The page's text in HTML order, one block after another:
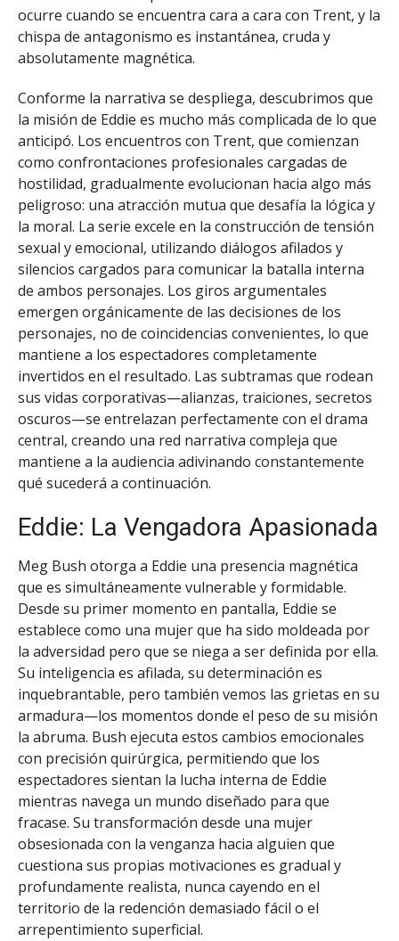
ocurre cuando se encuentra cara a cara con Trent, y la
chispa de antagonismo es instantánea, cruda y
absolutamente magnética.
Conforme la narrativa se despliega, descubrimos que
la misión de Eddie es mucho más complicada de lo que
anticipó. Los encuentros con Trent, que comienzan
como confrontaciones profesionales cargadas de
hostilidad, gradualmente evolucionan hacia algo más
peligroso: una atracción mutua que desafía la lógica y
la moral. La serie excele en la construcción de tensión
sexual y emocional, utilizando diálogos afilados y
silencios cargados para comunicar la batalla interna
de ambos personajes. Los giros argumentales
emergen orgánicamente de las decisiones de los
personajes, no de coincidencias convenientes, lo que
mantiene a los espectadores completamente
invertidos en el resultado. Las subtramas que rodean
sus vidas corporativas—alianzas, traiciones, secretos
oscuros—se entrelazan perfectamente con el drama
central, creando una red narrativa compleja que
mantiene a la audiencia adivinando constantemente
qué sucederá a continuación.
Eddie: La Vengadora Apasionada
Meg Bush otorga a Eddie una presencia magnética
que es simultáneamente vulnerable y formidable.
Desde su primer momento en pantalla, Eddie se
establece como una mujer que ha sido moldeada por
la adversidad pero que se niega a ser definida por ella.
Su inteligencia es afilada, su determinación es
inquebrantable, pero también vemos las grietas en su
armadura—los momentos donde el peso de su misión
la abruma. Bush ejecuta estos cambios emocionales
con precisión quirúrgica, permitiendo que los
espectadores sientan la lucha interna de Eddie
mientras navega un mundo diseñado para que
fracase. Su transformación desde una mujer
obsesionada con la venganza hacia alguien que
cuestiona sus propias motivaciones es gradual y
profundamente realista, nunca cayendo en el
territorio de la redención demasiado fácil o el
arrepentimiento superficial.